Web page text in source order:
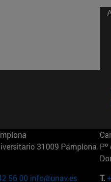
31009 Pamplona
56 00 info@unav.es
T.